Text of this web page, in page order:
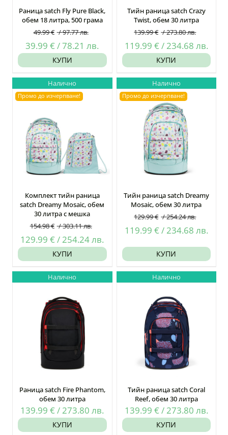
Раница satch Fly Pure Black,
обем 18 литра, 500 грама
49.99€ /97.77лв.
Original
49.99 €
/
97.77
лв..
39.99€ /78.21лв. Текущата
цена
39.99 €
КУПИ
Тийн раница satch Crazy
Twist, обем 30 литра
139.99€ /273.80лв.
Original
139.99 €
/
273.80
119.99 € /234.68 лв.
цена
КУПИ
Налично
Промо до изчерпване!
Комплект тийн раница
satch Dreamy Mosaic, обем
30 литра с мешка
154.98€ /303.11лв.
Original
154.98 €
303.11
129.99€ /254.24лв.
цена
129.99 €
КУПИ
Налично
Промо до изчерпване!
Тийн раница satch Dreamy
Mosaic, обем 30 литра
129.99€ /254.24лв.
Original
price
was:
129.99 €
254.24
119.99 € /234.68 лв.
е:
КУПИ
Налично
Раница satch Fire Phantom,
обем 30 литра
139.99€ /273.80лв.
КУПИ
Налично
Тийн раница satch Coral
Reef, обем 30 литра
139.99 € /273.80 лв.
КУПИ